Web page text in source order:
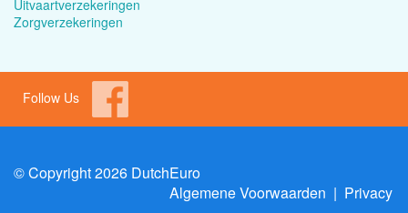
Uitvaartverzekeringen
Zorgverzekeringen
Follow Us
© Copyright 2026 DutchEuro
Algemene Voorwaarden | Privacy